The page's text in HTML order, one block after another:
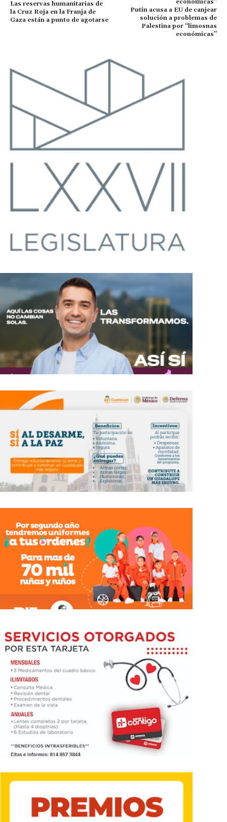
Las reservas humanitarias de
la Cruz Roja en la Franja de
Gaza están a punto de agotarse
Putin acusa a EU de canjear
solución a problemas de
Palestina por “limosnas
económicas”